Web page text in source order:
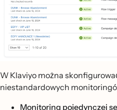
W Klaviyo można
niestandardowych
Monitoring pojedynczej